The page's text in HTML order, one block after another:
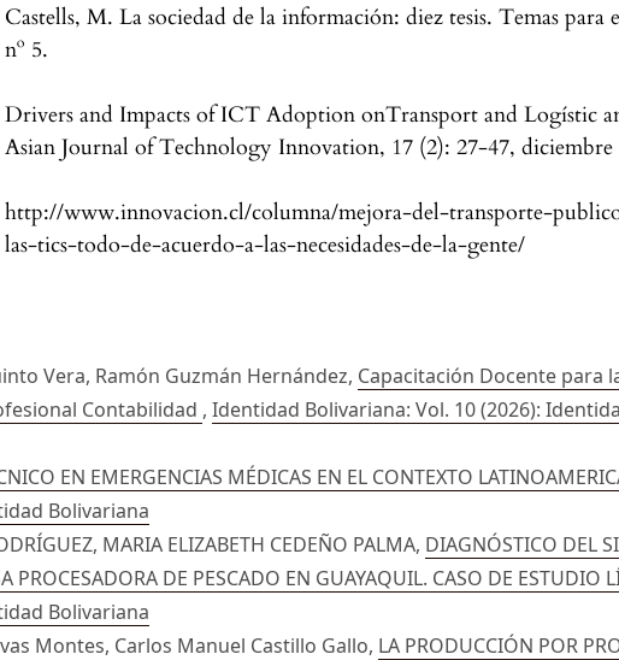
Castells, M. La sociedad de la información: diez tesis. Temas para
nº 5.
Drivers and Impacts of ICT Adoption onTransport and Logístic
Asian Journal of Technology Innovation, 17 (2): 27-47, diciembre
http://www.innovacion.cl/columna/mejora-del-transporte-
las-tics-todo-de-acuerdo-a-las-necesidades-de-la-gente/
Vera, Ramón Guzmán Hernández, Capacitación Docente para
Contabilidad ,Identidad Bolivariana: Vol. 10 (2026):
EN EMERGENCIAS MÉDICAS EN EL CONTEXTO
Bolivariana
MARIA ELIZABETH CEDEÑO PALMA, DIAGNÓSTICO DEL
DE PESCADO EN GUAYAQUIL. CASO DE ESTUDIO
Bolivariana
Montes, Carlos Manuel Castillo Gallo, LA PRODUCCIÓN POR